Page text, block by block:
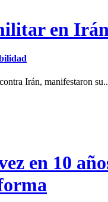
en
Irán, manifestaron
en 10